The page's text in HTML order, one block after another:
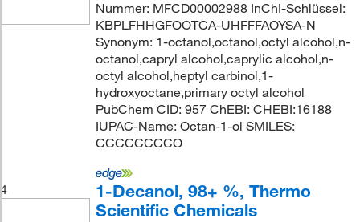
Nummer: MFCD00002988 InChI-Schlüssel:
KBPLFHHGFOOTCA-UHFFFAOYSA-N
Synonym: 1-octanol,octanol,octyl alcohol,n-
octanol,capryl alcohol,caprylic alcohol,n-
octyl alcohol,heptyl carbinol,1-
hydroxyoctane,primary octyl alcohol
PubChem CID: 957 ChEBI: CHEBI:16188
IUPAC-Name: Octan-1-ol SMILES:
CCCCCCCCO
4
1-Decanol, 98+ %, Thermo
Scientific Chemicals